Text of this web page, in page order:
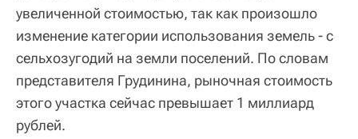
увеличенной стоимостью, так как произошло
изменение категории использования земель - с
сельхозугодий на земли поселений. По словам
представителя Грудинина, рыночная стоимость
этого участка сейчас превышает 1 миллиард
рублей.